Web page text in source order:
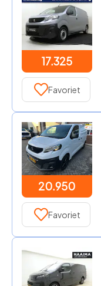
17.325
Favoriet
20.950
Favoriet